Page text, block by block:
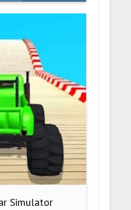
Simulator